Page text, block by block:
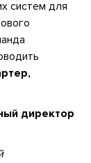
систем для
директор